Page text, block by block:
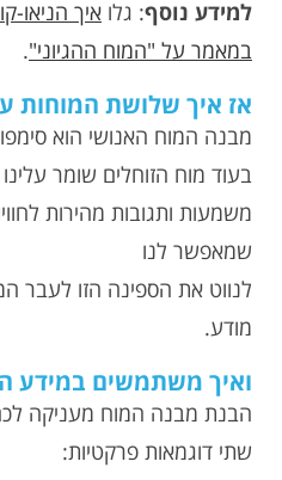
למידע נוסף: גלו איך הניאו-
במאמר על "המוח ההגיוני".
אז איך שלושת המוחות
מבנה המוח האנושי הוא
בעוד מוח הזוחלים שומר
משמעות ותגובות מהירות
שמאפשר לנו
לנווט את הספינה הזו לעבר
מודע.
ואיך משתמשים במידע
הבנת מבנה המוח מעניקה
שתי דוגמאות פרקטיות: